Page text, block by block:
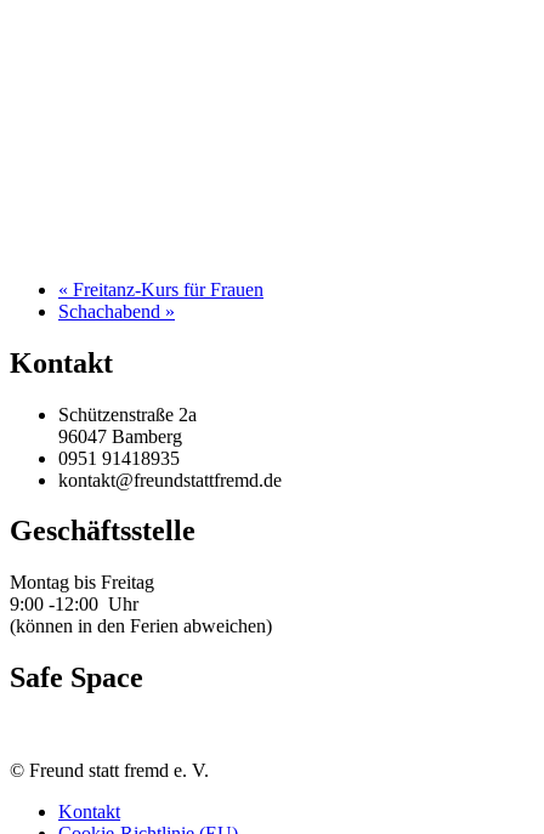
« Freitanz-Kurs für Frauen
Schachabend »
Kontakt
Schützenstraße 2a
96047 Bamberg
0951 91418935
kontakt@freundstattfremd.de
Geschäftsstelle
Montag bis Freitag
9:00 -12:00 Uhr
(können in den Ferien abweichen)
Safe Space
© Freund statt fremd e. V.
Kontakt